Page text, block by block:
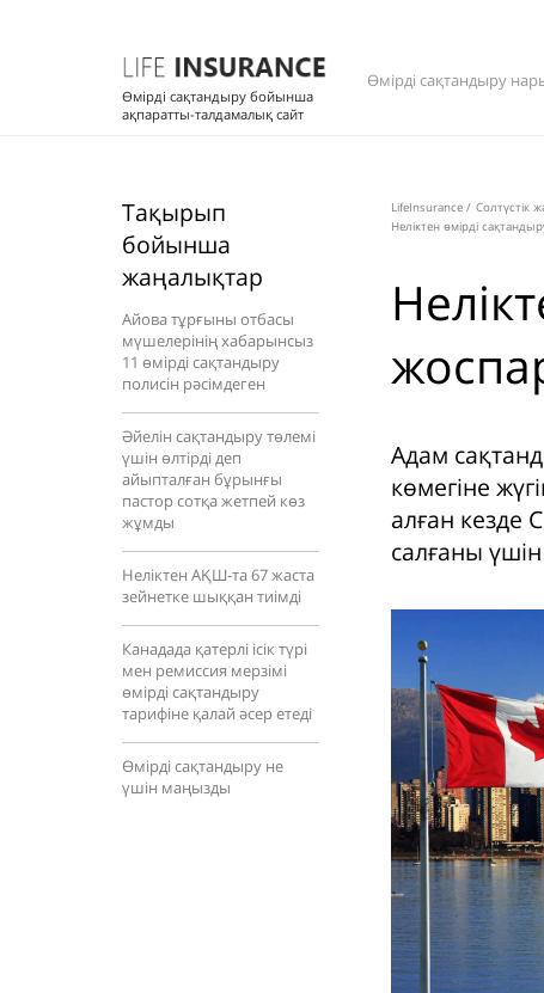
Өмірді сақтандыру бойынша
ақпаратты-талдамалық сайт
Өмірді сақтандыру
Тақырып
бойынша
жаңалықтар
Айова тұрғыны отбасы
мүшелерінің хабарынсыз
11 өмірді сақтандыру
полисін рәсімдеген
Әйелін сақтандыру төлемі
үшін өлтірді деп
айыпталған бұрынғы
пастор сотқа жетпей көз
жұмды
Неліктен АҚШ-та 67 жаста
зейнетке шыққан тиімді
Канадада қатерлі ісік түрі
мен ремиссия мерзімі
өмірді сақтандыру
тарифіне қалай әсер етеді
Өмірді сақтандыру не
үшін маңызды
LifeInsurance / Солтүстік
Неліктен өмірді
Адам
көмегіне
алған кезде
салғаны